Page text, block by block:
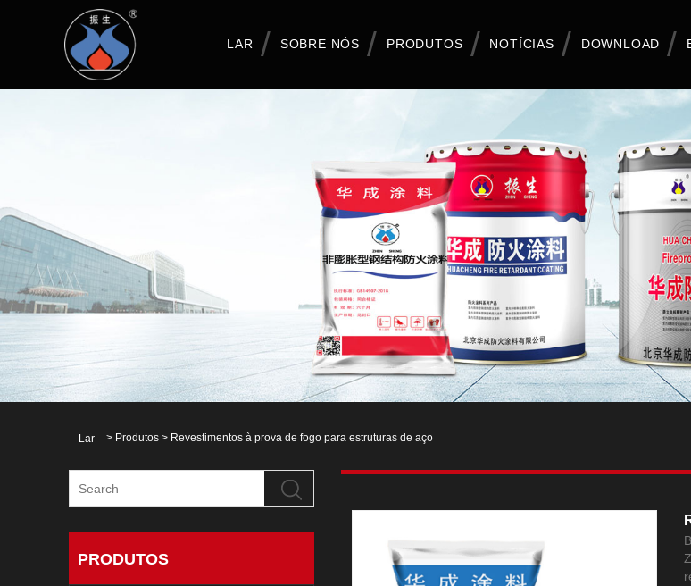
LAR SOBRE NÓS PRODUTOS NOTÍCIAS DOWNLOAD
Lar > Produtos > Revestimentos à prova de fogo para estruturas de aço
PRODUTOS